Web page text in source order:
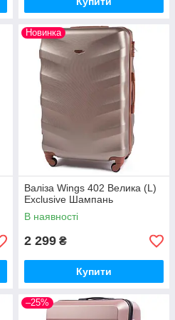
Новинка
Валіза Wings 402 Велика (L)
Exclusive Шампань
В наявності
2 299 ₴
Купити
–25%